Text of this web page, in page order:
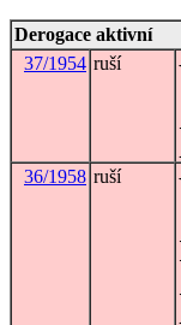
Derogace aktivní
37/1954 ruší
36/1958 ruší